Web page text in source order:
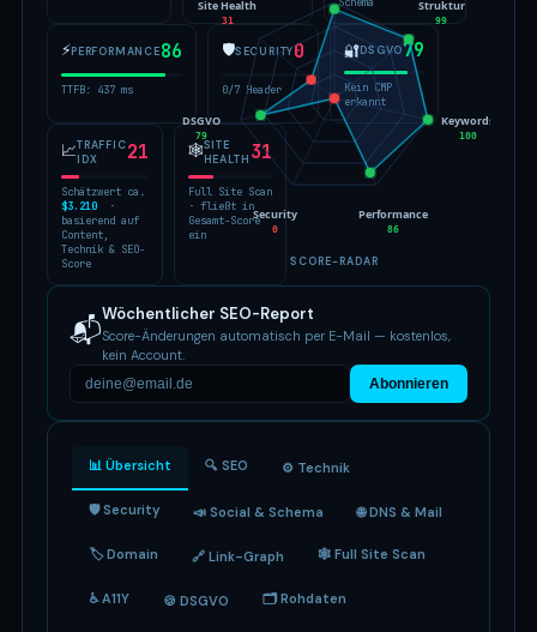
⚡PERFORMANCE86
TTFB: 437 ms
🛡SECURITY0
0/7 Header
🔐DSGVO79
Kein CMP
erkannt
📈TRAFFIC
IDX
21
Schätzwert ca.
$3.210 ·
basierend auf
Content,
Technik & SEO-
Score
🕸SITE
HEALTH 31
Full Site Scan
· fließt in
Gesamt-Score
ein
Struktur
99
Keywords
100
Performance
86
Security
0
DSGVO
79
Site Health
31
SCORE-RADAR
📬Wöchentlicher SEO-Report
Score-Änderungen automatisch per E-Mail — kostenlos,
kein Account.
Abonnieren
📊 Übersicht 🔍 SEO ⚙️ Technik
🛡 Security 📣 Social & Schema 🌐 DNS & Mail
🏷 Domain 🔗 Link-Graph 🕸 Full Site Scan
♿ A11Y 🍪 DSGVO 🗂 Rohdaten